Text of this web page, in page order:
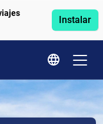
Instalar